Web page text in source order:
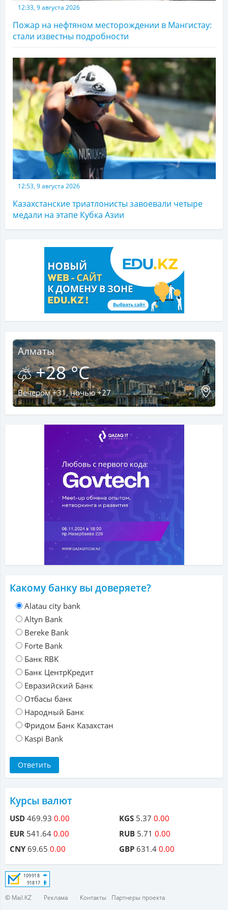
12:33, 9 августа 2026
Пожар на нефтяном месторождении в Мангистау:
стали известны подробности
12:53, 9 августа 2026
Казахстанские триатлонисты завоевали четыре
медали на этапе Кубка Азии
Алматы
+28 °C
Вечером +31, ночью +27
Какому банку вы доверяете?
Alatau city bank
Altyn Bank
Bereke Bank
Forte Bank
Банк RBK
Банк ЦентрКредит
Евразийский Банк
Отбасы банк
Народный Банк
Фридом Банк Казахстан
Kaspi Bank
Курсы валют
USD 469.93 0.00
EUR 541.64 0.00
CNY69.65 0.00
KGS 5.37 0.00
RUB 5.71 0.00
GBP 631.4 0.00
© Mail.KZ Реклама Контакты Партнеры проекта